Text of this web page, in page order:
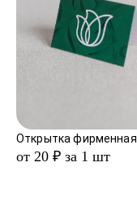
Открытка фирменная
от 20 ₽ за 1 шт